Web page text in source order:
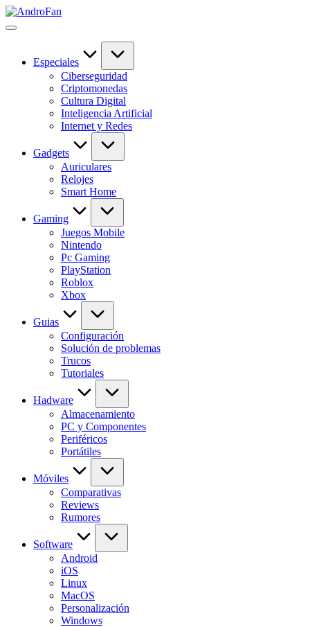
Saltar
al
Descubre
complicaciones
AndroFan:
gadgets
novedades
digital.
Especiales
Ciberseguridad
Criptomonedas
Cultura Digital
Inteligencia Artificial
Internet y Redes
Gadgets
Auriculares
Relojes
Smart Home
Gaming
Juegos Mobile
Nintendo
Pc Gaming
PlayStation
Roblox
Xbox
Guias
Configuración
Solución de problemas
Trucos
Tutoriales
Hadware
Almacenamiento
PC y Componentes
Periféricos
Portátiles
Móviles
Comparativas
Reviews
Rumores
Software
Android
iOS
Linux
MacOS
Personalización
Windows